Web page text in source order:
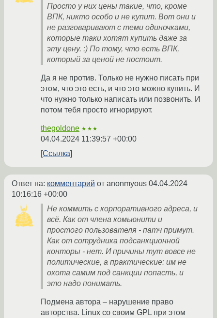
Просто у них цены такие, что, кроме
ВПК, никто особо и не купит. Вот они и
не разговаривают с теми одиночками,
которые таки хотят купить даже за
эту цену. :) По тому, что есть ВПК,
который за ценой не постоит.
Да я не против. Только не нужно писать при
этом, что это есть, и что это можно купить. И
что нужно только написать или позвонить. И
потом тебя просто игнорируют.
thegoldone ★★★
04.04.2024 11:39:57 +00:00
Ссылка
Ответ на: комментарий от anonmyous 04.04.2024
10:16:16 +00:00
Не коммить с корпоративного адреса, и
всё. Как от члена комьюнити и
простого пользователя - патч примут.
Как от сотрудника подсанкционной
конторы - нет. И причины тут вовсе не
политические, а практические: им не
охота самим под санкции попасть, и
это надо понимать.
Подмена автора – нарушение право
авторства. Linux со своим GPL при этом